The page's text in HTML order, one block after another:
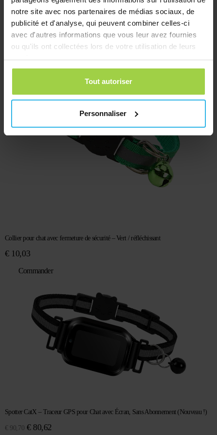
notre site avec nos partenaires de médias sociaux, de
publicité et d'analyse, qui peuvent combiner celles-ci
avec d'autres informations que vous leur avez fournies
ou qu'ils ont collectées lors de votre utilisation de leurs
services.
Tout autoriser
Personnaliser
10,03
Commander
Collier pour chat avec fermeture de sécurité – Vert / réfléchissant
€10,03
Commander
Spotter CatX – Traceur GPS pour Chat avec Écran, Sans Abonnement (Nouveau !)
€ 90,70 Le
€80,62